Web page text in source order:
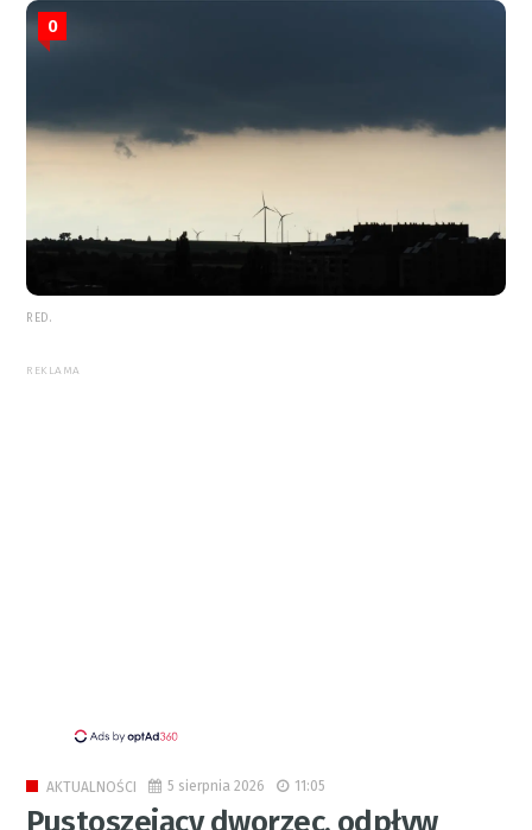
0
RED.
REKLAMA
AKTUALNOŚCI 5 sierpnia 2026 11:05
Pustoszejący dworzec, odpływ